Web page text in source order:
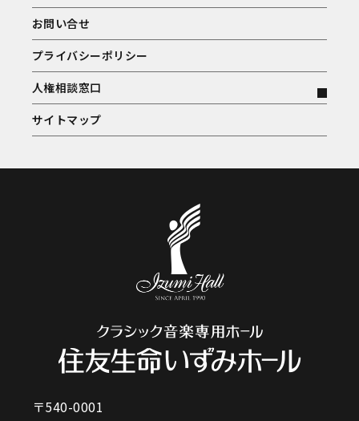
お問い合せ
プライバシーポリシー
人権相談窓口
サイトマップ
〒540-0001